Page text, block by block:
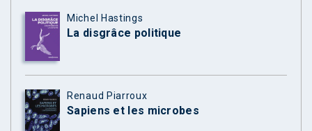
Michel Hastings
La disgrâce politique
Renaud Piarroux
Sapiens et les microbes